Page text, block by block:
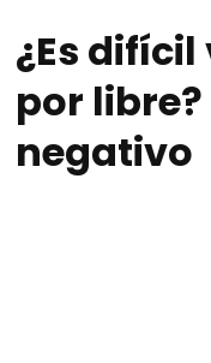
¿Es
por
negativo